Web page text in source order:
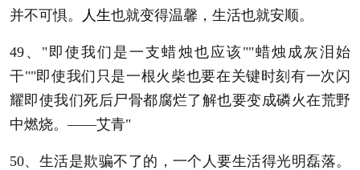
并不可惧。
人生也就变得温馨，生活也就安顺。
49、"即使我们是一支蜡烛也应该""蜡烛成灰泪始
干""即使我们只是一根火柴也要在关键时刻有一次闪
耀即使我们死后尸骨都腐烂了解也要变成磷火在荒野
中燃烧。——艾青"
50、生活是欺骗不了的，一个人要生活得光明磊落。